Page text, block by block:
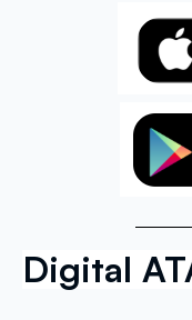
Digital